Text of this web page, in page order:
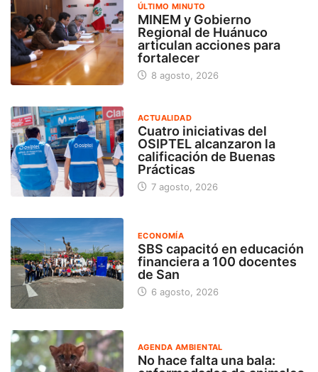
ÚLTIMO MINUTO
MINEM y Gobierno
Regional de Huánuco
articulan acciones para
fortalecer
8 agosto, 2026
ACTUALIDAD
Cuatro iniciativas del
OSIPTEL alcanzaron la
calificación de Buenas
Prácticas
7 agosto, 2026
ECONOMÍA
SBS capacitó en educación
financiera a 100 docentes
de San
6 agosto, 2026
AGENDA AMBIENTAL
No hace falta una bala: